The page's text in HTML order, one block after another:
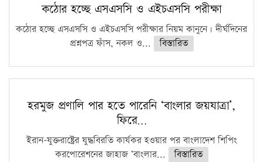
কঠোর হচ্ছে এসএসসি ও এইচএসসি পরীক্ষা
কঠোর হচ্ছে এসএসসি ও এইচএসসি পরীক্ষার নিয়ম কানুনে। দীর্ঘদিনের
প্রশ্নপত্র ফাঁস, নকল ও...
বিস্তারিত
হরমুজ প্রণালি পার হতে পারেনি ‘বাংলার জয়যাত্রা’,
ফিরে…
ইরান-যুক্তরাষ্ট্রের যুদ্ধবিরতি কার্যকর হওয়ার পর বাংলাদেশ শিপিং
করপোরেশনের জাহাজ ‘বাংলার...
বিস্তারিত